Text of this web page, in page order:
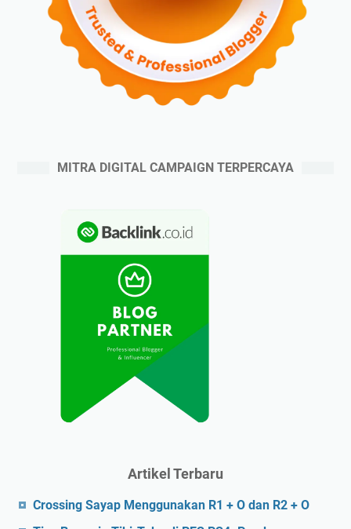
MITRA DIGITAL CAMPAIGN TERPERCAYA
Artikel Terbaru
Crossing Sayap Menggunakan R1 + O dan R2 + O